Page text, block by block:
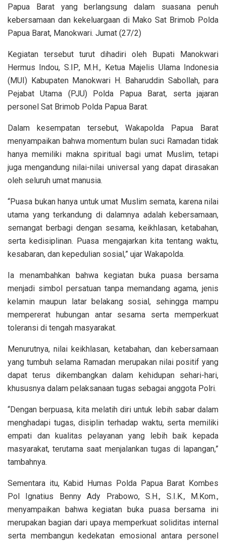
Papua Barat yang berlangsung dalam suasana penuh
kebersamaan dan kekeluargaan di Mako Sat Brimob Polda
Papua Barat, Manokwari. Jumat (27/2)
Kegiatan tersebut turut dihadiri oleh Bupati Manokwari
Hermus Indou, S.IP., M.H., Ketua Majelis Ulama Indonesia
(MUI) Kabupaten Manokwari H. Baharuddin Sabollah, para
Pejabat Utama (PJU) Polda Papua Barat, serta jajaran
personel Sat Brimob Polda Papua Barat.
Dalam kesempatan tersebut, Wakapolda Papua Barat
menyampaikan bahwa momentum bulan suci Ramadan tidak
hanya memiliki makna spiritual bagi umat Muslim, tetapi
juga mengandung nilai-nilai universal yang dapat dirasakan
oleh seluruh umat manusia.
“Puasa bukan hanya untuk umat Muslim semata, karena nilai
utama yang terkandung di dalamnya adalah kebersamaan,
semangat berbagi dengan sesama, keikhlasan, ketabahan,
serta kedisiplinan. Puasa mengajarkan kita tentang waktu,
kesabaran, dan kepedulian sosial,” ujar Wakapolda.
Ia menambahkan bahwa kegiatan buka puasa bersama
menjadi simbol persatuan tanpa memandang agama, jenis
kelamin maupun latar belakang sosial, sehingga mampu
mempererat hubungan antar sesama serta memperkuat
toleransi di tengah masyarakat.
Menurutnya, nilai keikhlasan, ketabahan, dan kebersamaan
yang tumbuh selama Ramadan merupakan nilai positif yang
dapat terus dikembangkan dalam kehidupan sehari-hari,
khususnya dalam pelaksanaan tugas sebagai anggota Polri.
“Dengan berpuasa, kita melatih diri untuk lebih sabar dalam
menghadapi tugas, disiplin terhadap waktu, serta memiliki
empati dan kualitas pelayanan yang lebih baik kepada
masyarakat, terutama saat menjalankan tugas di lapangan,”
tambahnya.
Sementara itu, Kabid Humas Polda Papua Barat Kombes
Pol Ignatius Benny Ady Prabowo, S.H., S.I.K., M.Kom.,
menyampaikan bahwa kegiatan buka puasa bersama ini
merupakan bagian dari upaya memperkuat soliditas internal
serta membangun kedekatan emosional antara personel